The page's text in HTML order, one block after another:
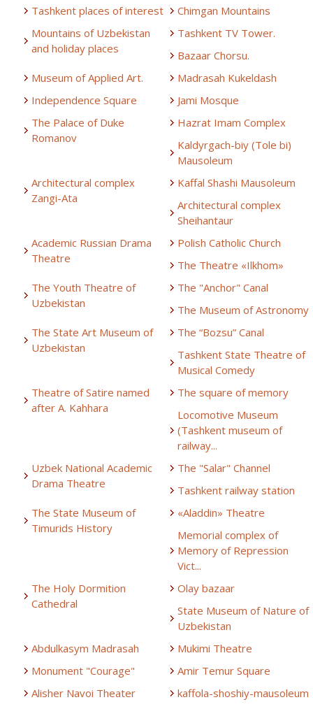
Tashkent places of interest
Chimgan Mountains
Mountains of Uzbekistan
and holiday places
Tashkent TV Tower.
Bazaar Chorsu.
Museum of Applied Art.
Madrasah Kukeldash
Independence Square
Jami Mosque
The Palace of Duke
Romanov
Hazrat Imam Complex
Kaldyrgach-biy (Tole bi)
Mausoleum
Architectural complex
Zangi-Ata
Kaffal Shashi Mausoleum
Architectural complex
Sheihantaur
Academic Russian Drama
Theatre
Polish Catholic Church
The Theatre «Ilkhom»
The Youth Theatre of
Uzbekistan
The "Anchor" Canal
The Museum of Astronomy
The State Art Museum of
Uzbekistan
The “Bozsu” Canal
Tashkent State Theatre of
Musical Comedy
Theatre of Satire named
after A. Kahhara
The square of memory
Locomotive Museum
(Tashkent museum of
railway...
Uzbek National Academic
Drama Theatre
The "Salar" Channel
Tashkent railway station
The State Museum of
Timurids History
«Aladdin» Theatre
Memorial complex of
Memory of Repression
Vict...
The Holy Dormition
Cathedral
Olay bazaar
State Museum of Nature of
Uzbekistan
Abdulkasym Madrasah
Mukimi Theatre
Monument "Courage"
Amir Temur Square
Alisher Navoi Theater
kaffola-shoshiy-mausoleum